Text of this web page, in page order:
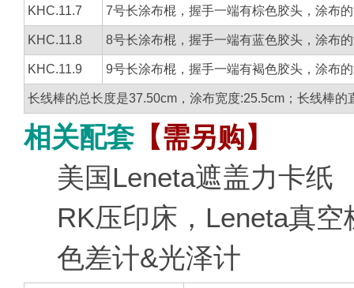
KHC.11.7 7号长涂布棍，握手一端有棕色胶头，涂布
KHC.11.8 8号长涂布棍，握手一端有蓝色胶头，涂布
KHC.11.9 9号长涂布棍，握手一端有褐色胶头，涂布
长线棒的总长度是37.50cm，涂布宽度:25.5cm；长线棒的
相关配套【需另购】
美国Leneta遮盖力卡纸
RK压印床，Leneta真空
色差计&光泽计